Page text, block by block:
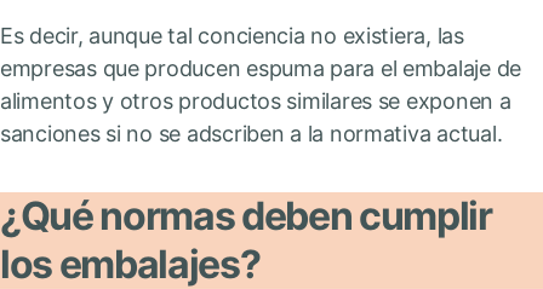
Es decir, aunque tal conciencia no existiera, las
empresas que producen espuma para el embalaje de
alimentos y otros productos similares se exponen a
sanciones si no se adscriben a la normativa actual.
¿Qué normas deben cumplir
los embalajes?